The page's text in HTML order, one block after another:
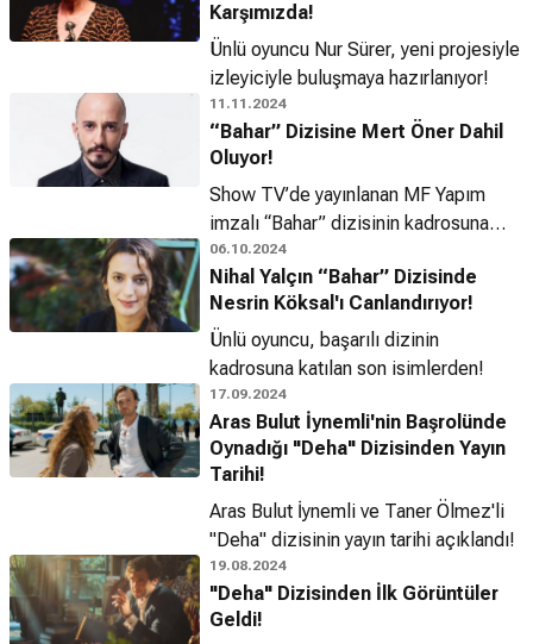
Karşımızda!
Ünlü oyuncu Nur Sürer, yeni projesiyle
izleyiciyle buluşmaya hazırlanıyor!
11.11.2024
“Bahar” Dizisine Mert Öner Dahil
Oluyor!
Show TV’de yayınlanan MF Yapım
imzalı “Bahar” dizisinin kadrosuna
Mert Öner katılıyor!
06.10.2024
Nihal Yalçın “Bahar” Dizisinde
Nesrin Köksal'ı Canlandırıyor!
Ünlü oyuncu, başarılı dizinin
kadrosuna katılan son isimlerden!
17.09.2024
Aras Bulut İynemli'nin Başrolünde
Oynadığı "Deha" Dizisinden Yayın
Tarihi!
Aras Bulut İynemli ve Taner Ölmez'li
"Deha" dizisinin yayın tarihi açıklandı!
19.08.2024
"Deha" Dizisinden İlk Görüntüler
Geldi!